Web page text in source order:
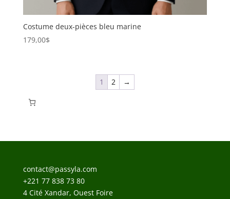
Costume deux-pièces bleu marine
179,00$
1 2 →
contact@passyla.com
+221 77 838 73 80
4 Cité Xandar, Ouest Foire